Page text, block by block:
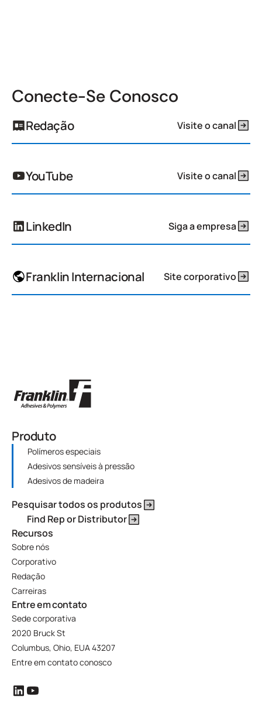
Conecte-Se Conosco
Redação Visite o canal
YouTube Visite o canal
LinkedIn Siga a empresa
Franklin Internacional Site corporativo
Produto
Polímeros especiais
Adesivos sensíveis à pressão
Adesivos de madeira
Pesquisar todos os produtos
Find Rep or Distributor
Recursos
Sobre nós
Corporativo
Redação
Carreiras
Entre em contato
Sede corporativa
2020 Bruck St
Columbus, Ohio, EUA 43207
Entre em contato conosco